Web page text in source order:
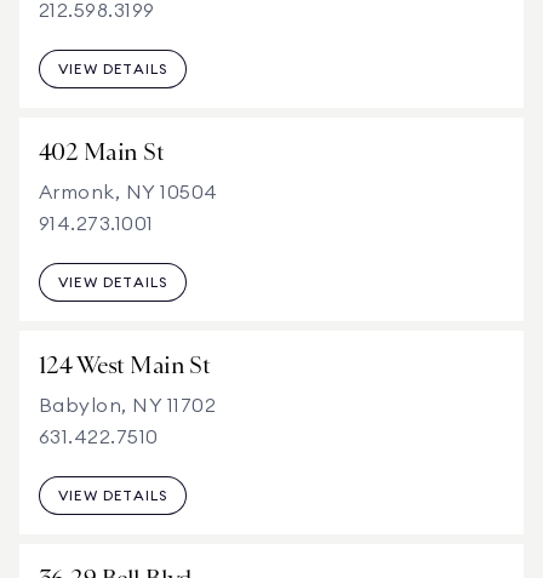
212.598.3199
VIEW DETAILS
402 Main St
Armonk, NY 10504
914.273.1001
VIEW DETAILS
124 West Main St
Babylon, NY 11702
631.422.7510
VIEW DETAILS